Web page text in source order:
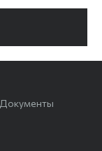
Документы